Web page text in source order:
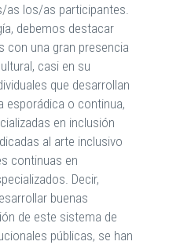
as los/as participantes.
debemos destacar
con una gran presencia
casi en su
que desarrollan
esporádica o continua,
en inclusión
al arte inclusivo
continuas en
Decir,
buenas
de este sistema de
públicas, se han